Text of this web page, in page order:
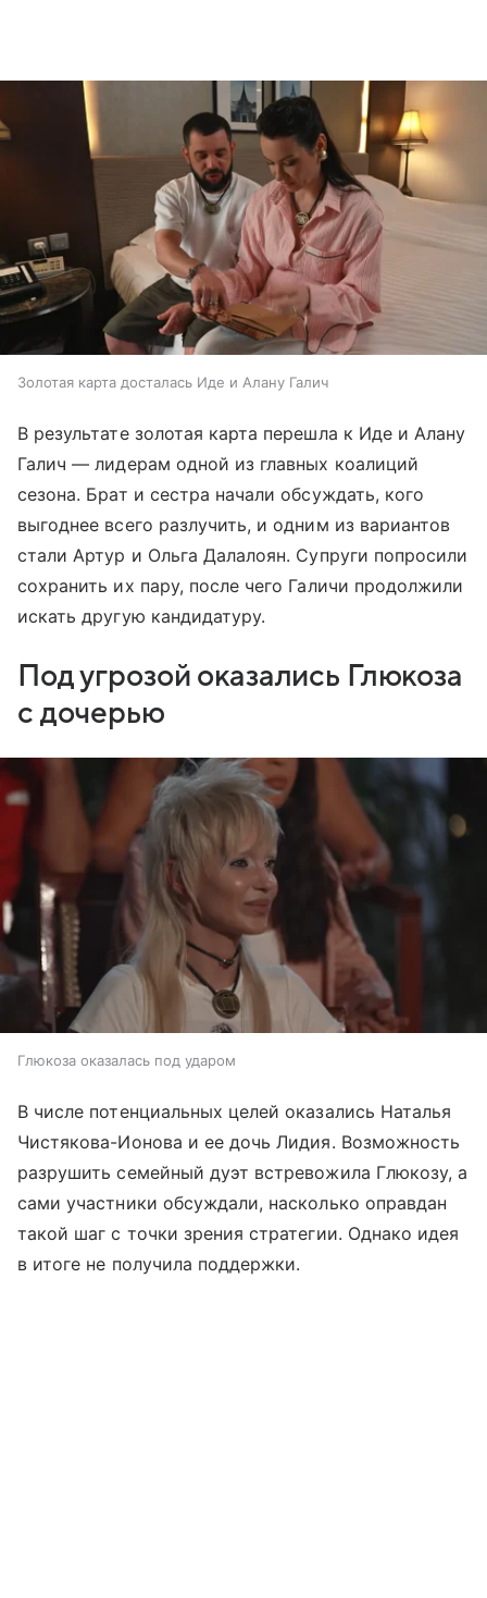
Золотая карта досталась Иде и Алану Галич
В результате золотая карта перешла к Иде и Алану
Галич — лидерам одной из главных коалиций
сезона. Брат и сестра начали обсуждать, кого
выгоднее всего разлучить, и одним из вариантов
стали Артур и Ольга Далалоян. Супруги попросили
сохранить их пару, после чего Галичи продолжили
искать другую кандидатуру.
Под угрозой оказались Глюкоза
с дочерью
Глюкоза оказалась под ударом
В числе потенциальных целей оказались Наталья
Чистякова-Ионова и ее дочь Лидия. Возможность
разрушить семейный дуэт встревожила Глюкозу, а
сами участники обсуждали, насколько оправдан
такой шаг с точки зрения стратегии. Однако идея
в итоге не получила поддержки.